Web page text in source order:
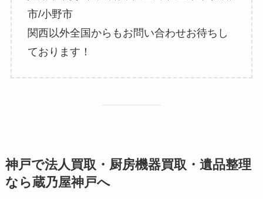
市/小野市
関西以外全国からもお問い合わせお待ちし
ております！
神戸で法人買取・厨房機器買取・遺品整理
なら蔵乃屋神戸へ